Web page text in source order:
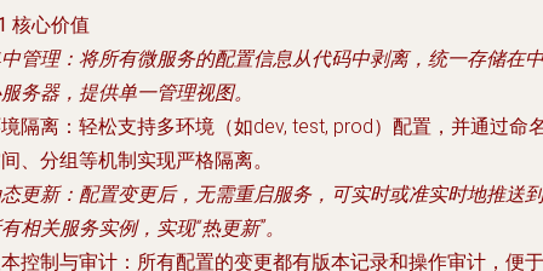
核心价值
管理：将所有微服务的配置信息从代码中剥离，统一存储在中
务器，提供单一管理视图。
隔离 ：轻松支持多环境（如dev, test, prod）配置，并通过命
、分组等机制实现严格隔离。
更新：配置变更后，无需重启服务，可实时或准实时地推送到
相关服务实例，实现“热更新”。
控制与审计 ：所有配置的变更都有版本记录和操作审计，便于